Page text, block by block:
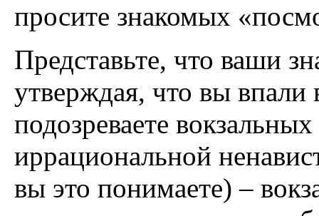
просите знакомых
Представьте, что ваши
утверждая, что вы впали
подозреваете
иррациональной
вы это понимаете) –